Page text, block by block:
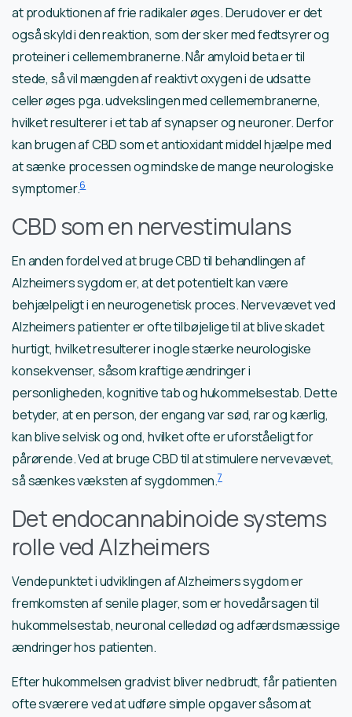
at produktionen af frie radikaler øges. Derudover er det
også skyld i den reaktion, som der sker med fedtsyrer og
proteiner i cellemembranerne. Når amyloid beta er til
stede, så vil mængden af reaktivt oxygen i de udsatte
celler øges pga. udvekslingen med cellemembranerne,
hvilket resulterer i et tab af synapser og neuroner. Derfor
kan brugen af CBD som et antioxidant middel hjælpe med
at sænke processen og mindske de mange neurologiske
symptomer.6
CBD som en nervestimulans
En anden fordel ved at bruge CBD til behandlingen af
Alzheimers sygdom er, at det potentielt kan være
behjælpeligt i en neurogenetisk proces. Nervevævet ved
Alzheimers patienter er ofte tilbøjelige til at blive skadet
hurtigt, hvilket resulterer i nogle stærke neurologiske
konsekvenser, såsom kraftige ændringer i
personligheden, kognitive tab og hukommelsestab. Dette
betyder, at en person, der engang var sød, rar og kærlig,
kan blive selvisk og ond, hvilket ofte er uforståeligt for
pårørende. Ved at bruge CBD til at stimulere nervevævet,
så sænkes væksten af sygdommen.7
Det endocannabinoide systems
rolle ved Alzheimers
Vendepunktet i udviklingen af Alzheimers sygdom er
fremkomsten af senile plager, som er hovedårsagen til
hukommelsestab, neuronal celledød og adfærdsmæssige
ændringer hos patienten.
Efter hukommelsen gradvist bliver nedbrudt, får patienten
ofte sværere ved at udføre simple opgaver såsom at